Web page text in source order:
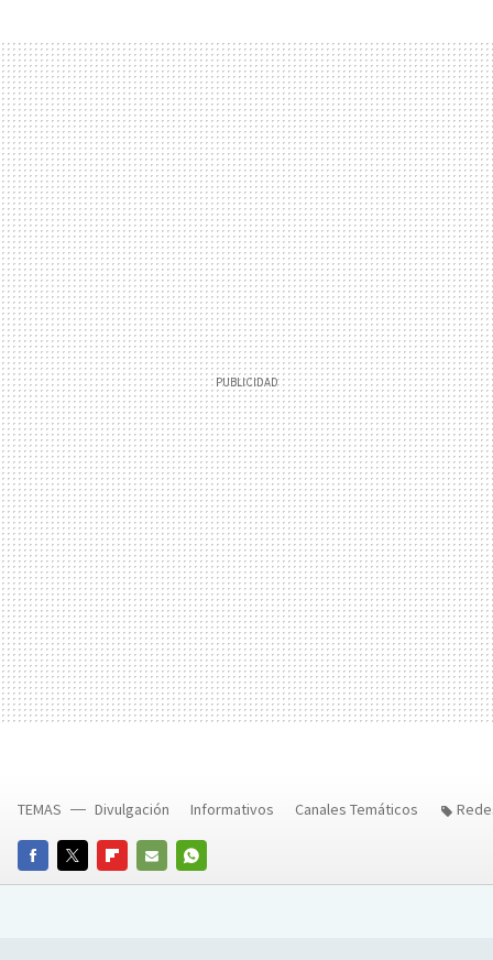
FACEBOOKTWITTERFLIPBOARD
E-
WHATSAPP
TEMAS Divulgación Informativos Canales Temáticos